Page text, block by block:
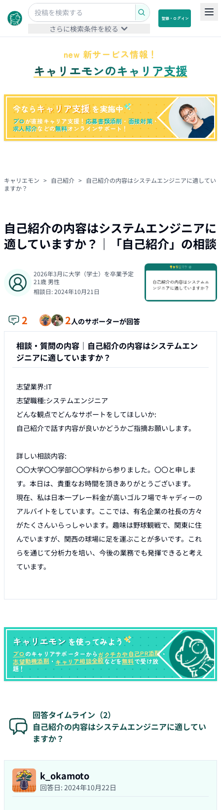
さらに検索条件を絞る
登録・ログイン
new 新サービス情報！
キャリエモンのキャリア支援
今なら キャリア支援 を実施中
プロが直接キャリア支援！応募書類添削 ・ 面接対策・
求人紹介などの無料オンラインサポート！
キャリエモン > 自己紹介 > 自己紹介の内容はシステムエンジニアに適してい
ますか？
自己紹介の内容はシステムエンジニアに
適していますか？ ｜「自己紹介」の相談
2026年3月に大学（学士）を卒業予定
21歳 男性
相談日:2024年10月21日
2 2人のサポーターが回答
相談・質問の内容｜ 自己紹介の内容はシステムエン
ジニアに適していますか？
志望業界:IT
志望職種:システムエンジニア
どんな観点でどんなサポートをしてほしいか:
自己紹介で話す内容が良いかどうかご指摘お願いします。
詳しい相談内容:
〇〇大学〇〇学部〇〇学科から参りました。〇〇と申しま
す。本日は、貴重なお時間を頂きありがとうございます。
現在、私は日本一プレー料金が高いゴルフ場でキャディーの
アルバイトをしています。ここでは、有名企業の社長の方々
がたくさんいらっしゃいます。趣味は野球観戦で、関東に住
んでいますが、関西の球場に足を運ぶことが多いです。これ
らを通じて分析力を培い、今後の業務でも発揮できると考え
ています。
キャリエモン を使ってみよう
プロ のキャリアサポーターからガクチカや自己PR添削・
志望動機添削 ・キャリア相談全般などを無料で受け放
題！
回答タイムライン（2）
自己紹介の内容はシステムエンジニアに適してい
ますか？
k_okamoto
回答日: 2024年10月22日